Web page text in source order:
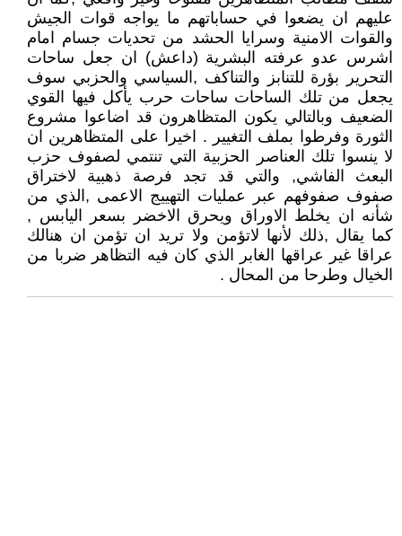
عليهم ان يضعوا في حساباتهم ما يواجه قوات الجيش
والقوات الامنية وسرايا الحشد من تحديات جسام امام
اشرس عدو عرفته البشرية (داعش) ان جعل ساحات
التحرير بؤرة للتنابز والتناكف ,السياسي والحزبي سوف
يجعل من تلك الساحات ساحات حرب يأكل فيها القوي
الضعيف وبالتالي يكون المتظاهرون قد اضاعوا مشروع
الثورة وفرطوا بملف التغيير . اخيرا على المتظاهرين ان
لا ينسوا تلك العناصر الحزبية التي تنتمي لصفوف حزب
البعث الفاشي, والتي قد تجد فرصة ذهبية لاختراق
صفوف صفوفهم عبر عمليات التهييج الاعمى ,الذي من
شأنه ان يخلط الاوراق ويحرق الاخضر بسعر اليابس ,
كما يقال ,ذلك لأنها لاتؤمن ولا تريد ان تؤمن ان هنالك
عراقا غير عراقها الغابر الذي كان فيه التظاهر ضربا من
الخيال وطرحا من المحال .